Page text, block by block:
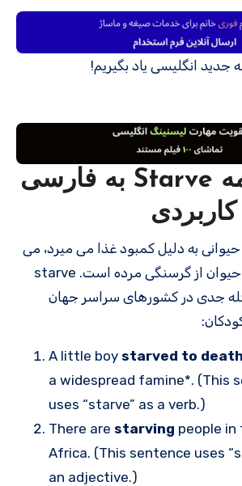
جدید انگلیسی یاد بگیریم!
ترجمه کلمه Starve به فارسی
کاربردی
به دلیل کمبود غذا می میرد، می
گوییم آن شخص یا حیوان از گرسنگی مرده است. starve
جدی در کشورهای سراسر جهان
A little boy starved to death
a widespread famine*. (This
uses “starve” as a verb.)
There are starving people in
Africa. (This sentence uses
an adjective.)